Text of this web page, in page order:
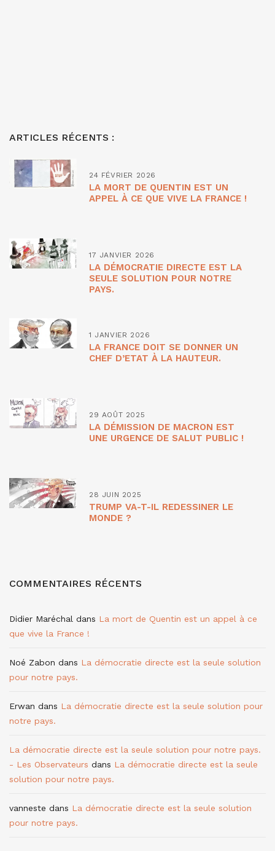
ARTICLES RÉCENTS :
24 FÉVRIER 2026
LA MORT DE QUENTIN EST UN
APPEL À CE QUE VIVE LA FRANCE !
17 JANVIER 2026
LA DÉMOCRATIE DIRECTE EST LA
SEULE SOLUTION POUR NOTRE
PAYS.
1 JANVIER 2026
LA FRANCE DOIT SE DONNER UN
CHEF D’ETAT À LA HAUTEUR.
29 AOÛT 2025
LA DÉMISSION DE MACRON EST
UNE URGENCE DE SALUT PUBLIC !
28 JUIN 2025
TRUMP VA-T-IL REDESSINER LE
MONDE ?
COMMENTAIRES RÉCENTS
Didier Maréchal dans La mort de Quentin est un appel à ce
que vive la France !
Noé Zabon dans La démocratie directe est la seule solution
pour notre pays.
Erwan dans La démocratie directe est la seule solution pour
notre pays.
La démocratie directe est la seule solution pour notre pays.
- Les Observateurs dans La démocratie directe est la seule
solution pour notre pays.
vanneste dans La démocratie directe est la seule solution
pour notre pays.